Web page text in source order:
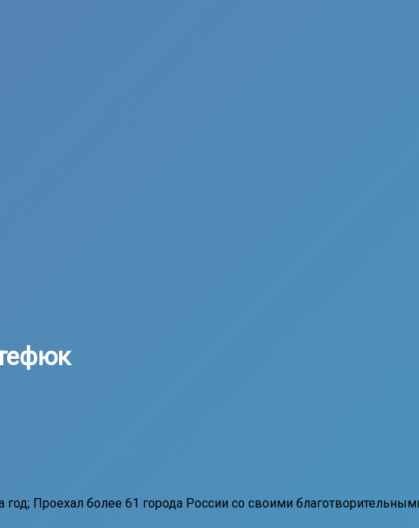
год; Проехал более 61 города России со своими